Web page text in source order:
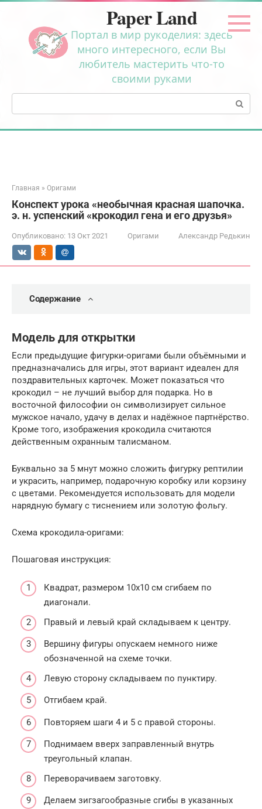
Перейти
контенту
Paper Land
Портал в мир рукоделия: здесь
много интересного, если Вы
любитель мастерить что-то
своими руками
Поиск:
Главная » Оригами
Конспект урока «необычная красная шапочка.
э. н. успенский «крокодил гена и его друзья»
Опубликовано: 13 Окт 2021 Оригами Александр Редькин
Содержание
Модель для открытки
Если предыдущие фигурки-оригами были объёмными и
предназначались для игры, этот вариант идеален для
поздравительных карточек. Может показаться что
крокодил – не лучший выбор для подарка. Но в
восточной философии он символизирует сильное
мужское начало, удачу в делах и надёжное партнёрство.
Кроме того, изображения крокодила считаются
действенным охранным талисманом.
Буквально за 5 мнут можно сложить фигурку рептилии
и украсить, например, подарочную коробку или корзину
с цветами. Рекомендуется использовать для модели
нарядную бумагу с тиснением или золотую фольгу.
Схема крокодила-оригами:
Пошаговая инструкция:
Квадрат, размером 10х10 см сгибаем по
диагонали.
Правый и левый край складываем к центру.
Вершину фигуры опускаем немного ниже
обозначенной на схеме точки.
Левую сторону складываем по пунктиру.
Отгибаем край.
Повторяем шаги 4 и 5 с правой стороны.
Поднимаем вверх заправленный внутрь
треугольный клапан.
Переворачиваем заготовку.
Делаем зигзагообразные сгибы в указанных